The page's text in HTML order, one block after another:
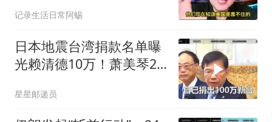
记录生活日常阿蜴
日本地震台湾捐款名单曝
光赖清德10万！萧美琴20
星星邮递员